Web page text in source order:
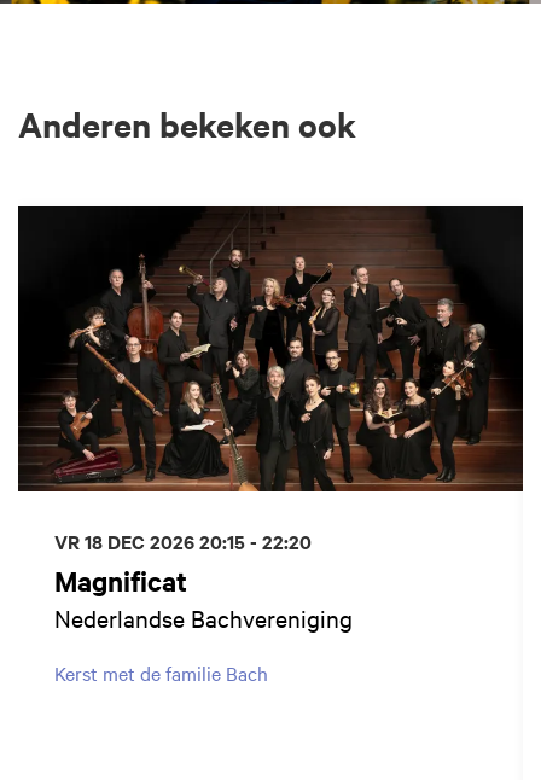
Anderen bekeken ook
Magnificat
Nederlandse Bachvereniging
Kerst met de familie Bach
VR 18 DEC 202620:15 - 22:20